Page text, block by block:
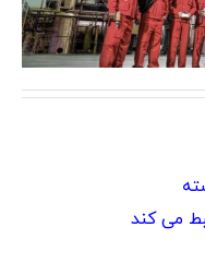
می کند